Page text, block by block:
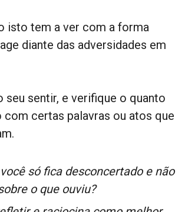
isto tem a ver com a forma
diante das adversidades em
seu sentir, e verifique o quanto
certas palavras ou atos que
só fica desconcertado e não
o que ouviu?